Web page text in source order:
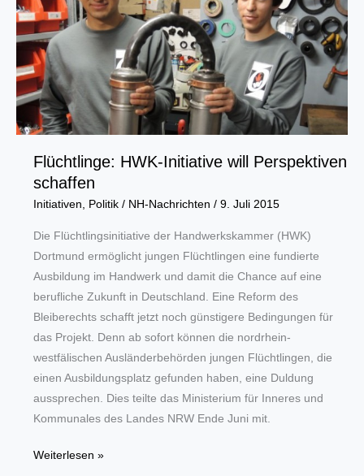
lassen
Flüchtlinge: HWK-Initiative will Perspektiven
schaffen
Initiativen, Politik/ NH-Nachrichten / 9. Juli 2015
Die Flüchtlingsinitiative der Handwerkskammer (HWK)
Dortmund ermöglicht jungen Flüchtlingen eine fundierte
Ausbildung im Handwerk und damit die Chance auf eine
berufliche Zukunft in Deutschland. Eine Reform des
Bleiberechts schafft jetzt noch günstigere Bedingungen für
das Projekt. Denn ab sofort können die nordrhein-
westfälischen Ausländerbehörden jungen Flüchtlingen, die
einen Ausbildungsplatz gefunden haben, eine Duldung
aussprechen. Dies teilte das Ministerium für Inneres und
Kommunales des Landes NRW Ende Juni mit.
Flüchtlinge:
Weiterlesen »